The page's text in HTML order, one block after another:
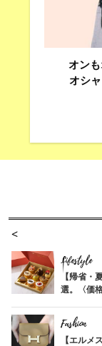
オン
オシ
Lifestyle
【帰省・
選。〈価
Fashion
【エルメ